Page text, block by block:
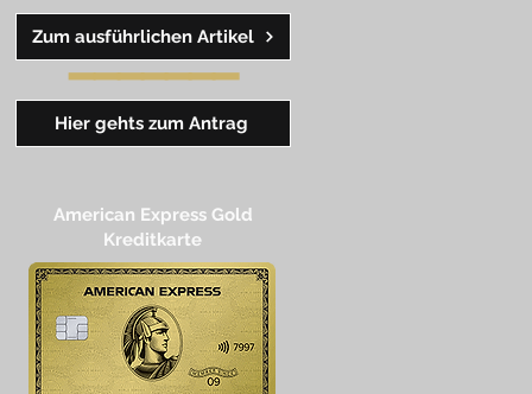
━━━━━━━
Zum ausführlichen Artikel
Hier gehts zum Antrag
American Express Gold
Kreditkarte